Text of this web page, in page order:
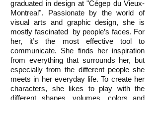
graduated in design at "Cégep du Vieux-
Montreal". Passionate by the world of
visual arts and graphic design, she is
mostly fascinated by people’s faces. For
her, it’s the most effective tool to
communicate. She finds her inspiration
from everything that surrounds her, but
especially from the different people she
meets in her everyday life. To create her
characters, she likes to play with the
different shapes, volumes, colors and